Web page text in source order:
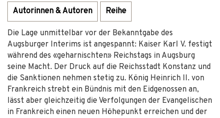
Autorinnen & Autoren Reihe
Die Lage unmittelbar vor der Bekanntgabe des
Augsburger Interims ist angespannt: Kaiser Karl V. festigt
während des «geharnischten» Reichstags in Augsburg
seine Macht. Der Druck auf die Reichsstadt Konstanz und
die Sanktionen nehmen stetig zu. König Heinrich II. von
Frankreich strebt ein Bündnis mit den Eidgenossen an,
lässt aber gleichzeitig die Verfolgungen der Evangelischen
in Frankreich einen neuen Höhepunkt erreichen und der